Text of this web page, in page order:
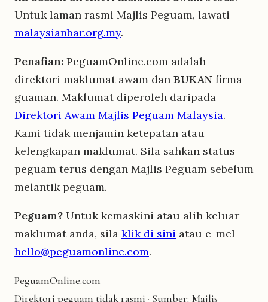
Untuk laman rasmi Majlis Peguam, lawati
malaysianbar.org.my.
Penafian: PeguamOnline.com adalah
direktori maklumat awam dan BUKAN firma
guaman. Maklumat diperoleh daripada
Direktori Awam Majlis Peguam Malaysia.
Kami tidak menjamin ketepatan atau
kelengkapan maklumat. Sila sahkan status
peguam terus dengan Majlis Peguam sebelum
melantik peguam.
Peguam? Untuk kemaskini atau alih keluar
maklumat anda, sila klik di sini atau e-mel
hello@peguamonline.com.
PeguamOnline.com
Direktori peguam tidak rasmi · Sumber: Majlis